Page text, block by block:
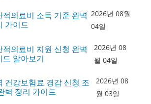
적의료비 소득 기준 완벽
가이드
2026년 08월
04일
적의료비 지원 신청 완벽
드 알아보기
2026년 08
월 04일
건강보험료 경감 신청 조
벽 정리 가이드
2026년 08
월 03일